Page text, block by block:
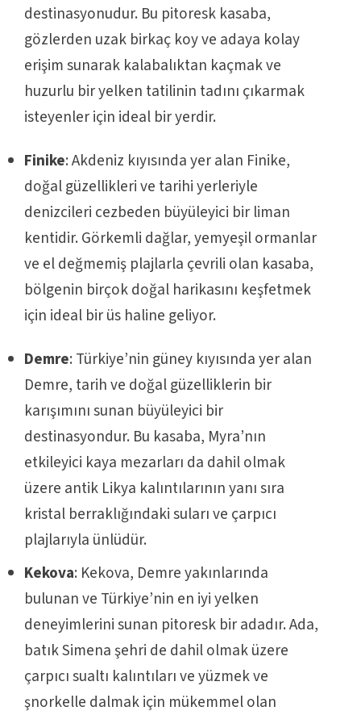
destinasyonudur. Bu pitoresk kasaba,
gözlerden uzak birkaç koy ve adaya kolay
erişim sunarak kalabalıktan kaçmak ve
huzurlu bir yelken tatilinin tadını çıkarmak
isteyenler için ideal bir yerdir.
Finike: Akdeniz kıyısında yer alan Finike,
doğal güzellikleri ve tarihi yerleriyle
denizcileri cezbeden büyüleyici bir liman
kentidir. Görkemli dağlar, yemyeşil ormanlar
ve el değmemiş plajlarla çevrili olan kasaba,
bölgenin birçok doğal harikasını keşfetmek
için ideal bir üs haline geliyor.
Demre: Türkiye’nin güney kıyısında yer alan
Demre, tarih ve doğal güzelliklerin bir
karışımını sunan büyüleyici bir
destinasyondur. Bu kasaba, Myra’nın
etkileyici kaya mezarları da dahil olmak
üzere antik Likya kalıntılarının yanı sıra
kristal berraklığındaki suları ve çarpıcı
plajlarıyla ünlüdür.
Kekova: Kekova, Demre yakınlarında
bulunan ve Türkiye’nin en iyi yelken
deneyimlerini sunan pitoresk bir adadır. Ada,
batık Simena şehri de dahil olmak üzere
çarpıcı sualtı kalıntıları ve yüzmek ve
şnorkelle dalmak için mükemmel olan